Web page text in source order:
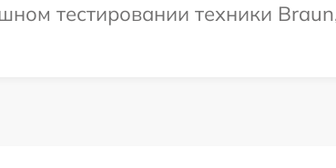
тестировании техники